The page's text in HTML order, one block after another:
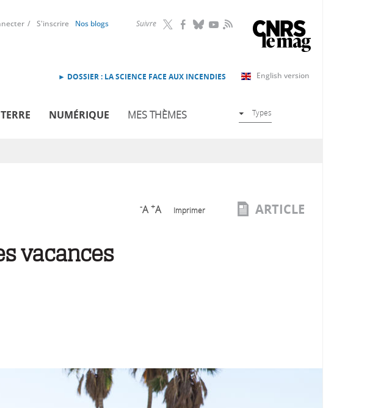
Suivre RSS
S'inscrire Nos blogs
English version
► DOSSIER : LA SCIENCE FACE AUX INCENDIES
TERRE NUMÉRIQUE MES THÈMES Types
-A +A Imprimer ARTICLE
vacances